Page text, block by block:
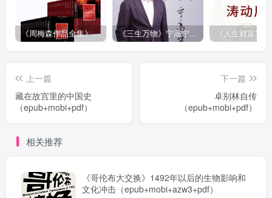
《周梅森作品全集》[共30册] 《三生万物》宁高宁（epub+mobi+azw3+pdf）
上一篇
藏在故宫里的中国史
（epub+mobi+pdf）
下一篇
卓别林自传
（epub+mobi+pdf）
相关推荐
《哥伦布大交换》1492年以后的生物影响和
文化冲击（epub+mobi+azw3+pdf）